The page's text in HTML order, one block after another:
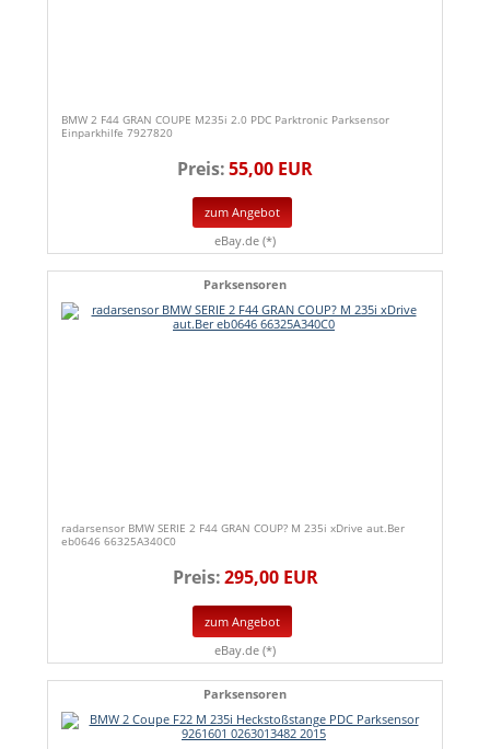
BMW 2 F44 GRAN COUPE M235i 2.0 PDC Parktronic Parksensor
Einparkhilfe 7927820
Preis:55,00 EUR
zum Angebot
eBay.de (*)
Parksensoren
radarsensor BMW SERIE 2 F44 GRAN COUP? M 235i xDrive aut.Ber
eb0646 66325A340C0
Preis:295,00 EUR
zum Angebot
eBay.de (*)
Parksensoren